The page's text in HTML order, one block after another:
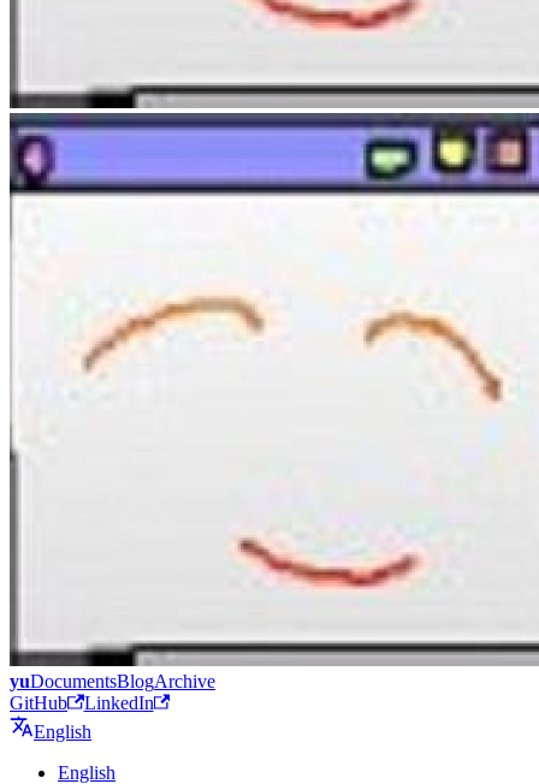
yuDocumentsBlogArchive
GitHub
LinkedIn
English
English